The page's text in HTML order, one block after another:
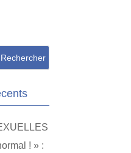
! » :